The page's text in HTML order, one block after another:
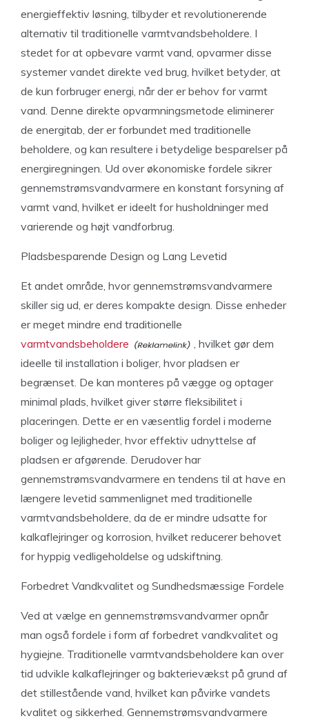
energieffektiv løsning, tilbyder et revolutionerende
alternativ til traditionelle varmtvandsbeholdere. I
stedet for at opbevare varmt vand, opvarmer disse
systemer vandet direkte ved brug, hvilket betyder, at
de kun forbruger energi, når der er behov for varmt
vand. Denne direkte opvarmningsmetode eliminerer
de energitab, der er forbundet med traditionelle
beholdere, og kan resultere i betydelige besparelser på
energiregningen. Ud over økonomiske fordele sikrer
gennemstrømsvandvarmere en konstant forsyning af
varmt vand, hvilket er ideelt for husholdninger med
varierende og højt vandforbrug.
Pladsbesparende Design og Lang Levetid
Et andet område, hvor gennemstrømsvandvarmere
skiller sig ud, er deres kompakte design. Disse enheder
er meget mindre end traditionelle
varmtvandsbeholdere
, hvilket gør dem
ideelle til installation i boliger, hvor pladsen er
begrænset. De kan monteres på vægge og optager
minimal plads, hvilket giver større fleksibilitet i
placeringen. Dette er en væsentlig fordel i moderne
boliger og lejligheder, hvor effektiv udnyttelse af
pladsen er afgørende. Derudover har
gennemstrømsvandvarmere en tendens til at have en
længere levetid sammenlignet med traditionelle
varmtvandsbeholdere, da de er mindre udsatte for
kalkaflejringer og korrosion, hvilket reducerer behovet
for hyppig vedligeholdelse og udskiftning.
Forbedret Vandkvalitet og Sundhedsmæssige Fordele
Ved at vælge en gennemstrømsvandvarmer opnår
man også fordele i form af forbedret vandkvalitet og
hygiejne. Traditionelle varmtvandsbeholdere kan over
tid udvikle kalkaflejringer og bakterievækst på grund af
det stillestående vand, hvilket kan påvirke vandets
kvalitet og sikkerhed. Gennemstrømsvandvarmere